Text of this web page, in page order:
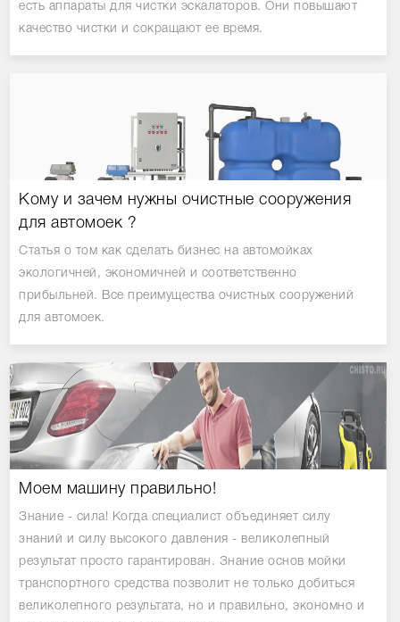
есть аппараты для чистки эскалаторов. Они повышают
качество чистки и сокращают ее время.
Кому и зачем нужны очистные сооружения
для автомоек ?
Статья о том как сделать бизнес на автомойках
экологичней, экономичней и соответственно
прибыльней. Все преимущества очистных сооружений
для автомоек.
Моем машину правильно!
Знание - сила! Когда специалист объединяет силу
знаний и силу высокого давления - великолепный
результат просто гарантирован. Знание основ мойки
транспортного средства позволит не только добиться
великолепного результата, но и правильно, экономно и